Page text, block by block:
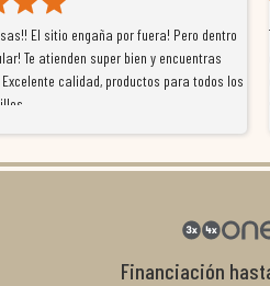
El sitio engaña por fuera! Pero dentro
Te atienden super bien y encuentras
calidad, productos para todos los
Financiación